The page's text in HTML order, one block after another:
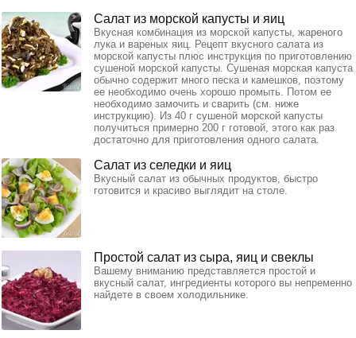
Салат из морской капусты и яиц
Вкусная комбинация из морской капусты, жареного
лука и вареных яиц. Рецепт вкусного салата из
морской капусты плюс инструкция по приготовлению
сушеной морской капусты. Сушеная морская капуста
обычно содержит много песка и камешков, поэтому
ее необходимо очень хорошо промыть. Потом ее
необходимо замочить и сварить (см. ниже
инструкцию). Из 40 г сушеной морской капусты
получиться примерно 200 г готовой, этого как раз
достаточно для приготовления одного салата.
Салат из селедки и яиц
Вкусный салат из обычных продуктов, быстро
готовится и красиво выглядит на столе.
Простой салат из сыра, яиц и свеклы
Вашему вниманию представляется простой и
вкусный салат, ингредиенты которого вы непременно
найдете в своем холодильнике.